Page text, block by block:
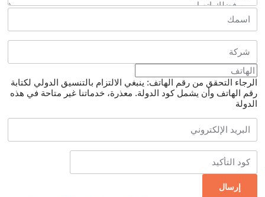
الرجاء التحقق من رقم الهاتف: ينبغي الالتزام بالتنسيق الدولي لكتابة
رقم الهاتف وأن يشمل كود الدولة. معذرة، خدماتنا غير متاحة في هذه
الدولة